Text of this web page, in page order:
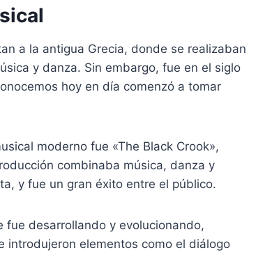
a la antigua Grecia, donde se realizaban
y danza. Sin embargo, fue en el siglo
hoy en día comenzó a tomar
moderno fue «The Black Crook»,
combinaba música, danza y
y fue un gran éxito entre el público.
fue desarrollando y evolucionando,
introdujeron elementos como el diálogo